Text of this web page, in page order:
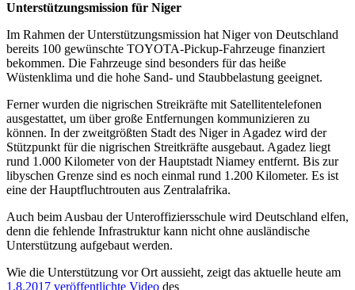
Unterstützungsmission für Niger
Im Rahmen der Unterstützungsmission hat Niger von Deutschland
bereits 100 gewünschte TOYOTA-Pickup-Fahrzeuge finanziert
bekommen. Die Fahrzeuge sind besonders für das heiße
Wüstenklima und die hohe Sand- und Staubbelastung geeignet.
Ferner wurden die nigrischen Streikräfte mit Satellitentelefonen
ausgestattet, um über große Entfernungen kommunizieren zu
können. In der zweitgrößten Stadt des Niger in Agadez wird der
Stützpunkt für die nigrischen Streitkräfte ausgebaut. Agadez liegt
rund 1.000 Kilometer von der Hauptstadt Niamey entfernt. Bis zur
libyschen Grenze sind es noch einmal rund 1.200 Kilometer. Es ist
eine der Hauptfluchtrouten aus Zentralafrika.
Auch beim Ausbau der Unteroffiziersschule wird Deutschland elfen,
denn die fehlende Infrastruktur kann nicht ohne ausländische
Unterstützung aufgebaut werden.
Wie die Unterstützung vor Ort aussieht, zeigt das aktuelle heute am
1.8.2017 veröffentlichte Video des